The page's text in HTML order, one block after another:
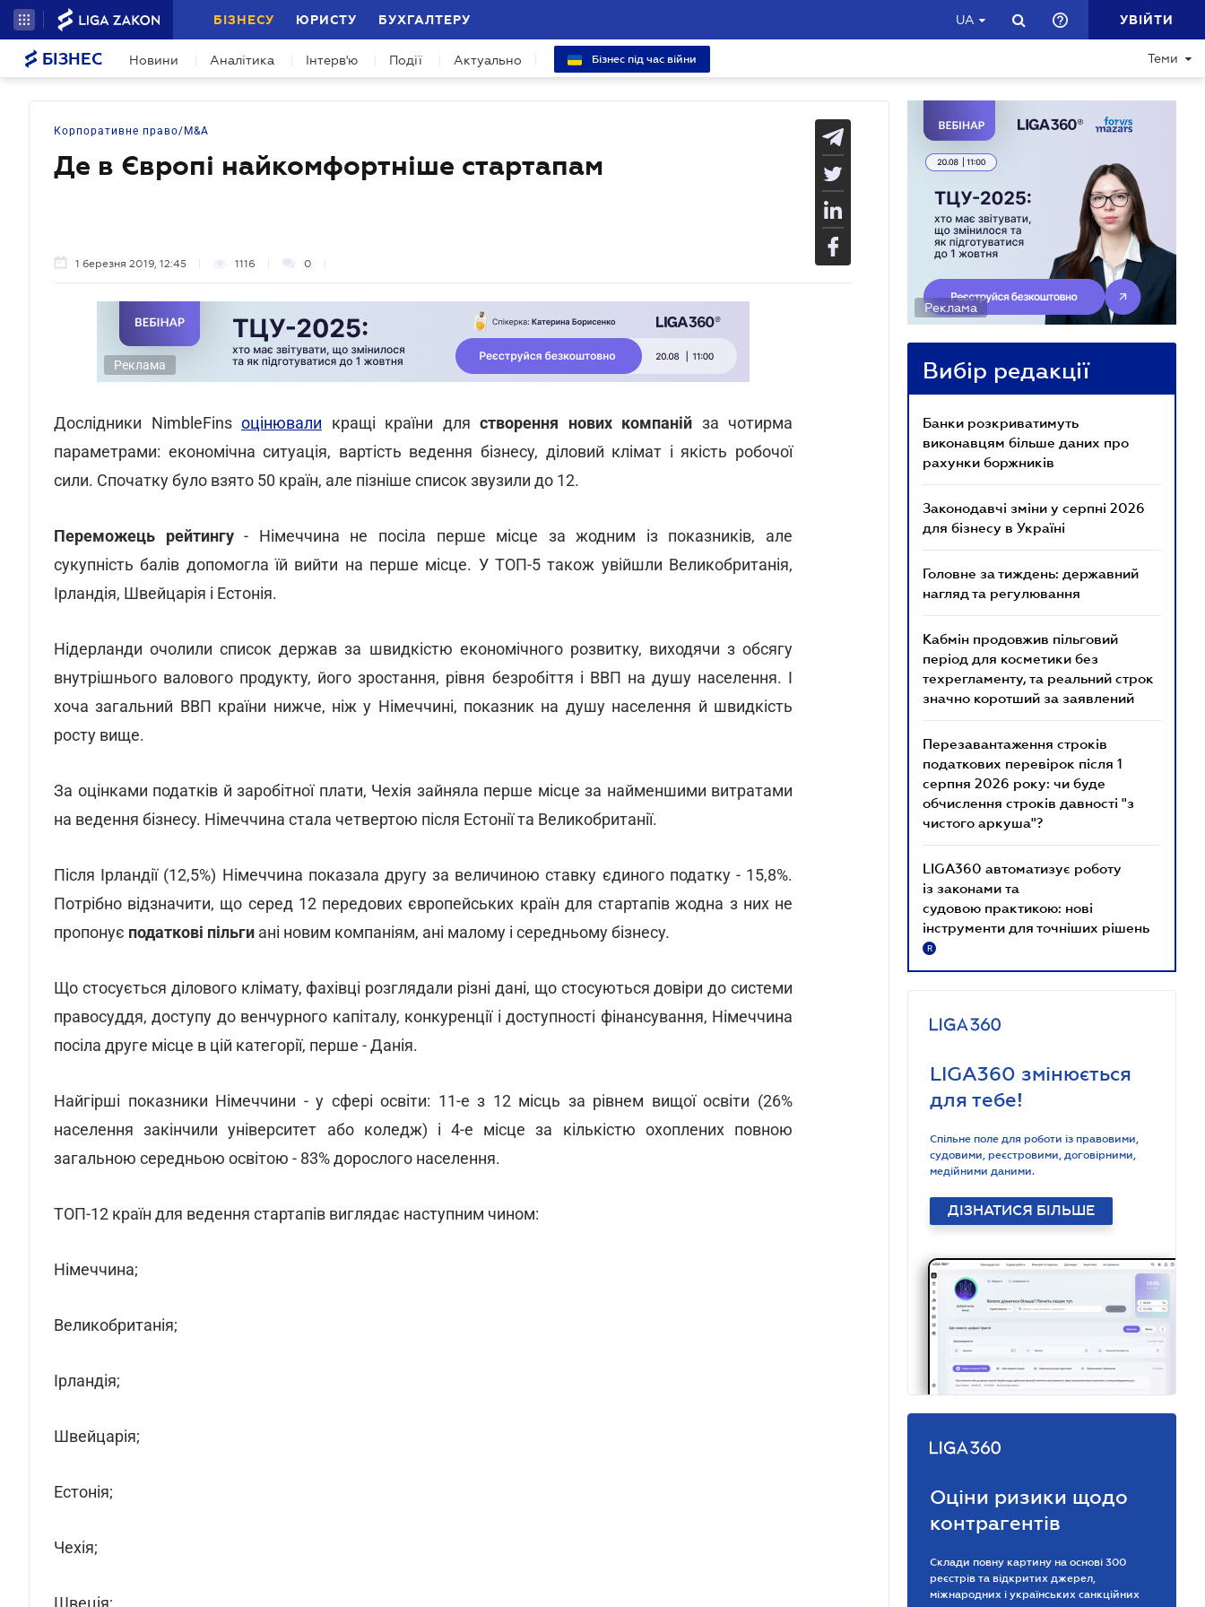
БІЗНЕСУ ЮРИСТУ БУХГАЛТЕРУ UA УВІЙТИ
БІЗНЕС Новини Аналітика Інтерв'ю Події Актуально Бізнес під час війни Теми
Корпоративне право/M&A
Де в Європі найкомфортніше стартапам
1 березня 2019, 12:45 1116 0
Реклама
Дослідники NimbleFins оцінювали кращі країни для створення нових компаній за чотирма
параметрами: економічна ситуація, вартість ведення бізнесу, діловий клімат і якість робочої
сили. Спочатку було взято 50 країн, але пізніше список звузили до 12.
Переможець рейтингу- Німеччина не посіла перше місце за жодним із показників, але
сукупність балів допомогла їй вийти на перше місце. У ТОП-5 також увійшли Великобританія,
Ірландія, Швейцарія і Естонія.
Нідерланди очолили список держав за швидкістю економічного розвитку, виходячи з обсягу
внутрішнього валового продукту, його зростання, рівня безробіття і ВВП на душу населення. І
хоча загальний ВВП країни нижче, ніж у Німеччині, показник на душу населення й швидкість
росту вище.
За оцінками податків й заробітної плати, Чехія зайняла перше місце за найменшими витратами
на ведення бізнесу. Німеччина стала четвертою після Естонії та Великобританії.
Після Ірландії (12,5%) Німеччина показала другу за величиною ставку єдиного податку - 15,8%.
Потрібно відзначити, що серед 12 передових європейських країн для стартапів жодна з них не
пропонує податкові пільги ані новим компаніям, ані малому і середньому бізнесу.
Що стосується ділового клімату, фахівці розглядали різні дані, що стосуються довіри до системи
правосуддя, доступу до венчурного капіталу, конкуренції і доступності фінансування, Німеччина
посіла друге місце в цій категорії, перше - Данія.
Найгірші показники Німеччини - у сфері освіти: 11-е з 12 місць за рівнем вищої освіти (26%
населення закінчили університет або коледж) і 4-е місце за кількістю охоплених повною
загальною середньою освітою - 83% дорослого населення.
ТОП-12 країн для ведення стартапів виглядає наступним чином:
Німеччина;
Великобританія;
Ірландія;
Швейцарія;
Естонія;
Чехія;
Швеція;
Реклама
Вибір редакції
Банки розкриватимуть
виконавцям більше даних про
рахунки боржників
Законодавчі зміни у серпні 2026
для бізнесу в Україні
Головне за тиждень: державний
нагляд та регулювання
Кабмін продовжив пільговий
період для косметики без
техрегламенту, та реальний строк
значно коротший за заявлений
Перезавантаження строків
податкових перевірок після 1
серпня 2026 року: чи буде
обчислення строків давності "з
чистого аркуша"?
LIGA360 автоматизує роботу
із законами та
судовою практикою: нові
інструменти для точніших рішень
R
LIGA360 змінюється
для тебе!
Спільне поле для роботи із правовими,
судовими, реєстровими, договірними,
медійними даними.
ДІЗНАТИСЯ БІЛЬШЕ
Оціни ризики щодо
контрагентів
Склади повну картину на основі 300
реєстрів та відкритих джерел,
міжнародних і українських санкційних